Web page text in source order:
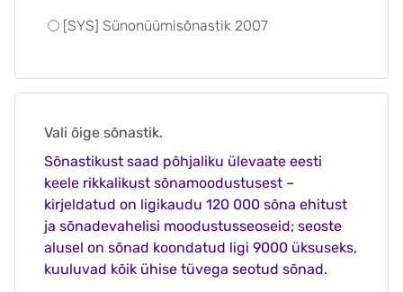
[SYS] Sünonüümisõnastik 2007
Vali õige sõnastik.
Sõnastikust saad põhjaliku ülevaate eesti
keele rikkalikust sõnamoodustusest –
kirjeldatud on ligikaudu 120 000 sõna ehitust
ja sõnadevahelisi moodustusseoseid; seoste
alusel on sõnad koondatud ligi 9000 üksuseks,
kuuluvad kõik ühise tüvega seotud sõnad.